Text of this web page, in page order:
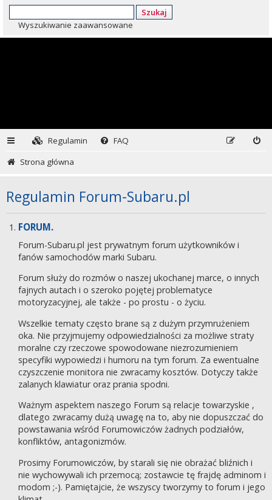
Szukaj
Wyszukiwanie zaawansowane
Regulamin
FAQ
Strona główna
Regulamin Forum-Subaru.pl
FORUM.
Forum-Subaru.pl jest prywatnym forum użytkowników i
fanów samochodów marki Subaru.
Forum służy do rozmów o naszej ukochanej marce, o innych
fajnych autach i o szeroko pojętej problematyce
motoryzacyjnej, ale także - po prostu - o życiu.
Wszelkie tematy często brane są z dużym przymrużeniem
oka. Nie przyjmujemy odpowiedzialności za możliwe straty
moralne czy rzeczowe spowodowane niezrozumieniem
specyfiki wypowiedzi i humoru na tym forum. Za ewentualne
czyszczenie monitora nie zwracamy kosztów. Dotyczy także
zalanych klawiatur oraz prania spodni.
Ważnym aspektem naszego Forum są relacje towarzyskie ,
dlatego zwracamy dużą uwagę na to, aby nie dopuszczać do
powstawania wśród Forumowiczów żadnych podziałów,
konfliktów, antagonizmów.
Prosimy Forumowiczów, by starali się nie obrażać bliźnich i
nie wychowywali ich przemocą; zostawcie tę frajdę adminom i
modom ;-). Pamiętajcie, że wszyscy tworzymy to forum i jego